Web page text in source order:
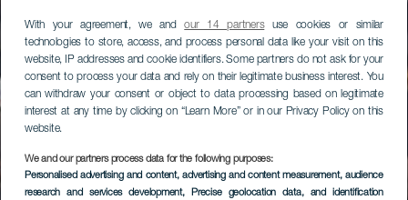
With your agreement, we andour 14 partnersuse cookies or similar
technologies to store, access, and process personal data like your visit on this
website, IP addresses and cookie identifiers. Some partners do not ask for your
consent to process your data and rely on their legitimate business interest. You
can withdraw your consent or object to data processing based on legitimate
interest at any time by clicking on “Learn More” or in our Privacy Policy on this
website.
We and our partners process data for the following purposes:
Personalised advertising and content, advertising and content measurement, audience
research and services development, Precise geolocation data, and identification